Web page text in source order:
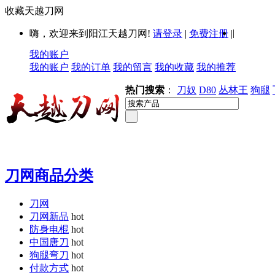
收藏天越刀网
嗨，欢迎来到阳江天越刀网! 请登录 | 免费注册 ||
我的账户
我的账户 我的订单 我的留言 我的收藏 我的推荐
热门搜索 ： 刀奴 D80 丛林王 狗腿
刀网商品分类
刀网
刀网新品 hot
防身电棍 hot
中国唐刀 hot
狗腿弯刀 hot
付款方式 hot